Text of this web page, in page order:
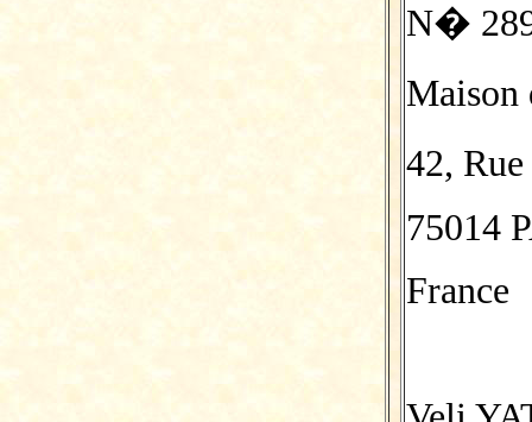
N�
42,
75014
France